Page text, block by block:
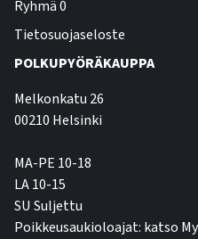
Ryhmä 0
Tietosuojaseloste
POLKUPYÖRÄKAUPPA
Melkonkatu 26
00210 Helsinki
MA-PE 10-18
LA 10-15
SU Suljettu
Poikkeusaukioloajat: katso